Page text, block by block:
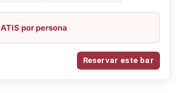
por persona
Reservar este bar